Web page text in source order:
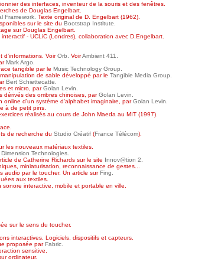
des interfaces, inventeur de la souris et des fenêtres.
de Douglas Engelbart.
Framework. Texte original de D. Engelbart (1962).
sur le site du Bootstrap Institute.
sur Douglas Engelbart.
- UCLiC (Londres), collaboration avec D.Engelbart.
d'informations. VoirOrb. VoirAmbient 411.
Mark Argo.
tangible par le Music Technology Group.
de sable développé par le Tangible Media Group.
Bert Schiettecatte.
et micro, parGolan Levin.
dérivés des ombres chinoises, parGolan Levin.
online d'un système d'alphabet imaginaire, parGolan Levin.
à de petit pins.
réalisés au cours de John Maeda au MIT (1997).
de recherche du Studio Créatif (France Télécom).
les nouveaux matériaux textiles.
Technologies.
de Catherine Richards sur le site Innov@tion 2.
miniaturisation, reconnaissance de gestes...
audio par le toucher. Un article surFing.
aux textiles.
interactive, mobile et portable en ville.
sur le sens du toucher.
interactives. Logiciels, dispositifs et capteurs.
proposée parFabric.
sensitive.
ordinateur.